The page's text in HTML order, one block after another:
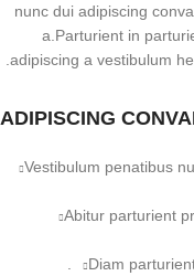
nunc dui adipiscing
a.Parturient in
adipiscing a vestibulum
ADIPISCING
Vestibulum penatibus
Abitur parturient
Diam